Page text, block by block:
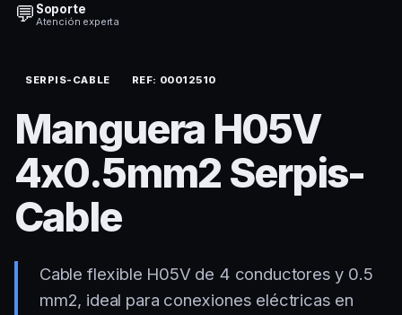
💬 Soporte
Atención experta
SERPIS-CABLE REF: 00012510
Manguera H05V
4x0.5mm2 Serpis-
Cable
Cable flexible H05V de 4 conductores y 0.5
mm2, ideal para conexiones eléctricas en